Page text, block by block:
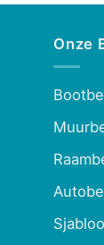
Onze